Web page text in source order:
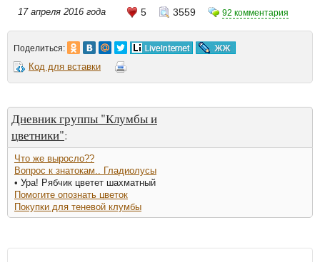
17 апреля 2016 года 5 3559 92 комментария
Поделиться:
Код для вставки
Дневник группы "Клумбы и
цветники":
Что же выросло??
Вопрос к знатокам.. Гладиолусы
• Ура! Рябчик цветет шахматный
Помогите опознать цветок
Покупки для теневой клумбы